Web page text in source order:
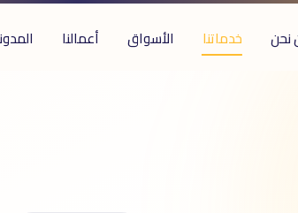
نحن خدماتنا الأسواق أعمالنا